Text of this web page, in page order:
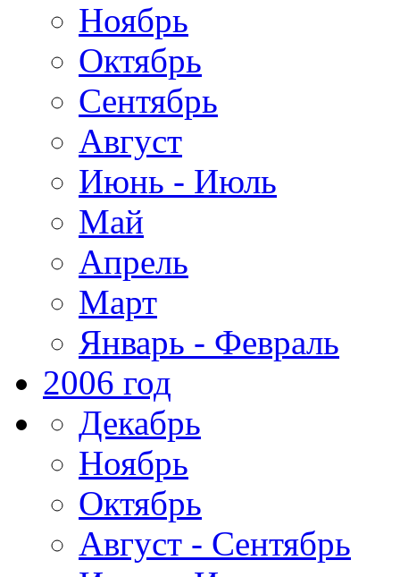
Ноябрь
Октябрь
Сентябрь
Август
Июнь - Июль
Май
Апрель
Март
Январь - Февраль
2006 год
Декабрь
Ноябрь
Октябрь
Август - Сентябрь